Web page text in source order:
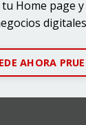
Home page
AHORA